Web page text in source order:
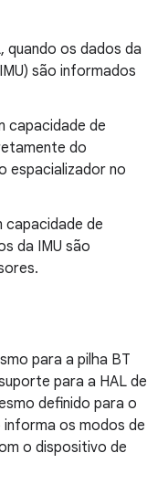
quando os dados da
são informados
capacidade de
do
espacializador no
capacidade de
da IMU são
para a pilha BT
para a HAL de
definido para o
informa os modos de
o dispositivo de